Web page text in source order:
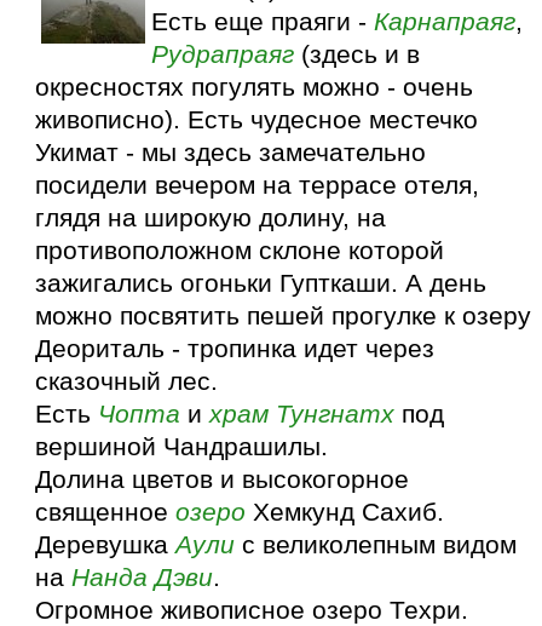
Есть еще праяги -Карнапраяг,
Рудрапраяг (здесь и в
окресностях погулять можно - очень
живописно). Есть чудесное местечко
Укимат - мы здесь замечательно
посидели вечером на террасе отеля,
глядя на широкую долину, на
противоположном склоне которой
зажигались огоньки Гупткаши. А день
можно посвятить пешей прогулке к озеру
Деориталь - тропинка идет через
сказочный лес.
Есть Чопта ихрам Тунгнатх под
вершиной Чандрашилы.
Долина цветов и высокогорное
священноеозеро Хемкунд Сахиб.
ДеревушкаАули с великолепным видом
наНанда Дэви.
Огромное живописное озеро Техри.